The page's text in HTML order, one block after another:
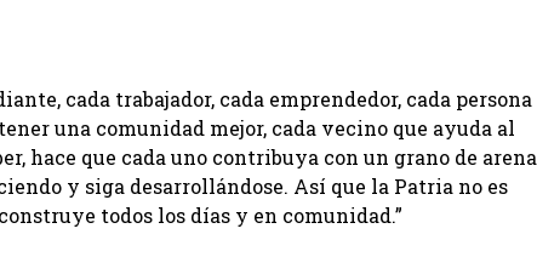
cada trabajador, cada emprendedor, cada persona
una comunidad mejor, cada vecino que ayuda al
hace que cada uno contribuya con un grano de arena
y siga desarrollándose. Así que la Patria no es
todos los días y en comunidad.”